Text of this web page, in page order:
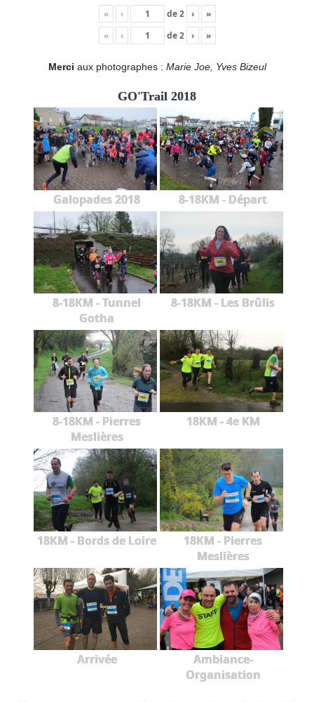
« ‹ de2 ›
»
«
‹ de2 › »
Merci aux photographes : Marie Joe, Yves Bizeul
GO'Trail 2018
Galopades 2018 8-18KM - Départ
8-18KM - Tunnel
Gotha
8-18KM - Les Brûlis
8-18KM - Pierres
Meslières
18KM - 4e KM
18KM - Bords de Loire
18KM - Pierres
Meslières
Arrivée
Ambiance-
Organisation